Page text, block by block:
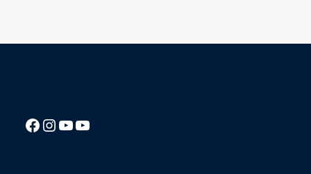
Посилання на Facebook сторінку ліцею
Instagram
Посилання на YouTube канал ліцеюПосилання на YouTube канал ліцею